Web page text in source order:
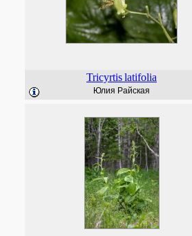
Tricyrtislatifolia
Юлия Райская